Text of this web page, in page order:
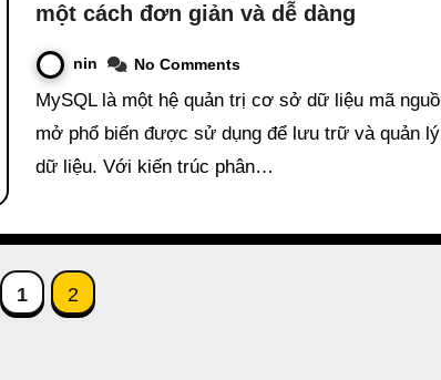
một cách đơn giản và dễ dàng
nin No Comments
MySQL là một hệ quản trị cơ sở dữ liệu mã nguồn
mở phổ biến được sử dụng để lưu trữ và quản lý
dữ liệu. Với kiến trúc phân…
1 2